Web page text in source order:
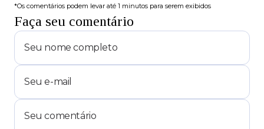
*Os comentários podem levar até 1 minutos para serem exibidos
Faça seu comentário